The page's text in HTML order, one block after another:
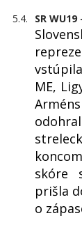
5.4. SR
ME,
skóre
prišla
o